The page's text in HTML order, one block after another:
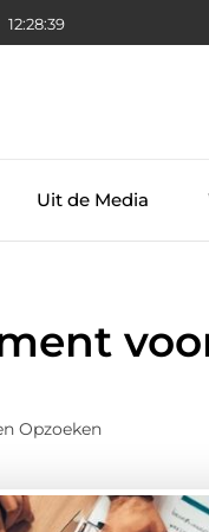
12:28:41
Uit de Media
Opzoeken